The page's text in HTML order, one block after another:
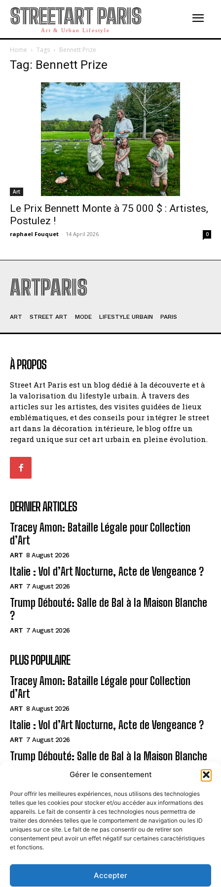
Gérer le consentement
Pour offrir les meilleures expériences, nous utilisons des technologies
telles que les cookies pour stocker et/ou accéder aux informations des
appareils. Le fait de consentir à ces technologies nous permettra de
traiter des données telles que le comportement de navigation ou les ID
uniques sur ce site. Le fait de ne pas consentir ou de retirer son
consentement peut avoir un effet négatif sur certaines caractéristiques
et fonctions.
Accepter
STREETART PARIS
Art & Urban Lifestyle
Home Tags Bennett Prize
Tag: Bennett Prize
Art
Le Prix Bennett Monte à 75 000 $ : Artistes,
Postulez !
raphael Fouquet - 14 April 2026 0
ARTPARIS
ART STREET ART MODE LIFESTYLE URBAIN PARIS
À PROPOS
Street Art Paris est un blog dédié à la découverte et à
la valorisation du lifestyle urbain. À travers des
articles sur les artistes, des visites guidées de lieux
emblématiques, et des conseils pour intégrer le street
art dans la décoration intérieure, le blog offre un
regard unique sur cet art urbain en pleine évolution.
DERNIER ARTICLES
Tracey Amon: Bataille Légale pour Collection
d’Art
ART 8 August 2026
Italie : Vol d’Art Nocturne, Acte de Vengeance ?
ART 7 August 2026
Trump Débouté: Salle de Bal à la Maison Blanche
?
ART 7 August 2026
PLUS POPULAIRE
Tracey Amon: Bataille Légale pour Collection
d’Art
ART 8 August 2026
Italie : Vol d’Art Nocturne, Acte de Vengeance ?
ART 7 August 2026
Trump Débouté: Salle de Bal à la Maison Blanche
Page
CONTACT
MENTIONS LÉGALES